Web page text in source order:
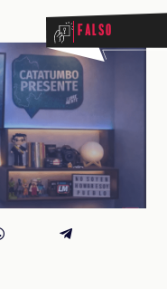
Falso